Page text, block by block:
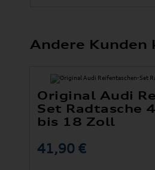
Andere Kunden
Original Audi
Set Radtasche
bis 18 Zoll
41,90 €